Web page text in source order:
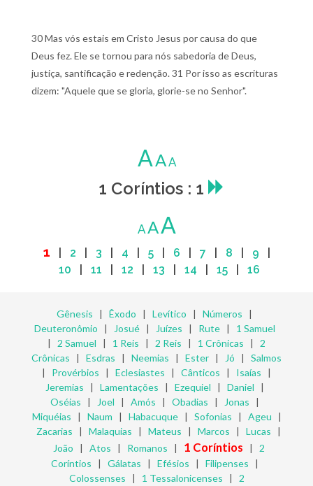
30 Mas vós estais em Cristo Jesus por causa do que
Deus fez. Ele se tornou para nós sabedoria de Deus,
justiça, santificação e redenção.31 Por isso as escrituras
dizem: "Aquele que se gloria, glorie-se no Senhor".
AAA
1 Coríntios : 1
AAA
1 2 3 4 5| 6 7 8 9
10
11 12 13 14 15 16
Gênesis | Êxodo | Levítico | Números |
Deuteronômio | Josué| Juízes | Rute| 1 Samuel
| 2 Samuel | 1 Reis | 2 Reis | 1 Crônicas | 2
Crônicas | Esdras | Neemias | Ester | Jó | Salmos
| Provérbios | Eclesiastes | Cânticos | Isaías |
Jeremias | Lamentações | Ezequiel | Daniel |
Oséias | Joel | Amós | Obadias | Jonas |
Miquéias | Naum | Habacuque| Sofonias | Ageu |
Zacarias | Malaquias | Mateus | Marcos | Lucas |
João | Atos | Romanos | 1 Coríntios | 2
Coríntios | Gálatas | Efésios | Filipenses |
Colossenses | 1 Tessalonicenses | 2